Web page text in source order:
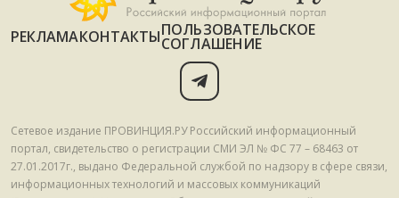
РЕКЛАМАКОНТАКТЫПОЛЬЗОВАТЕЛЬСКОЕ
СОГЛАШЕНИЕ
Сетевое издание ПРОВИНЦИЯ.РУ Российский информационный
портал, свидетельство о регистрации СМИ ЭЛ № ФС 77 – 68463 от
27.01.2017г., выдано Федеральной службой по надзору в сфере связи,
информационных технологий и массовых коммуникаций